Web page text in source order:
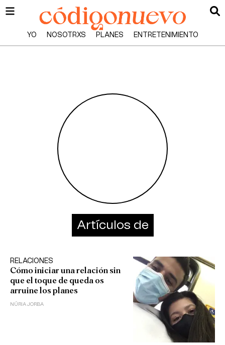
YO NOSOTRXS PLANES ENTRETENIMIENTO
Artículos de
RELACIONES
Cómo iniciar una relación sin
que el toque de queda os
arruine los planes
NÚRIA JORBA